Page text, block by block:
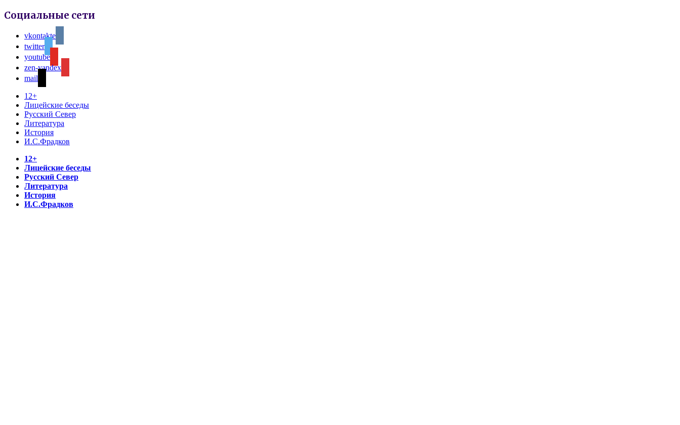
Социальные сети
vkontakte
twitter
youtube
zen-yandex
mail
12+
Лицейские беседы
Русский Север
Литература
История
И.С.Фрадков
12+
Лицейские беседы
Русский Север
Литература
История
И.С.Фрадков